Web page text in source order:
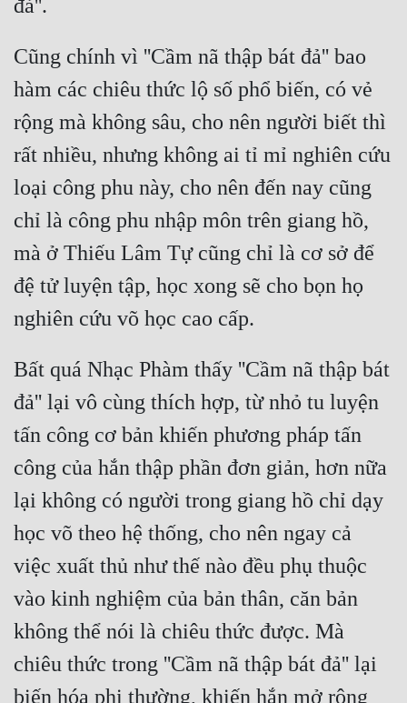
Vô Địch
Võ Hiệp
Võng Du
Xuyên Không
Xuyên Nhanh
Xuyên Sách
Đô Thị
Đông Phương Huyền Huyễn
Đồng Nhân
Cẩu Đạo Trường Sinh
Truyện Nam
Truyện Nữ
Vô Địch Lưu
Xây Dựng Thế Lực
đả''.
Cũng chính vì ''Cầm nã thập bát đả'' bao
hàm các chiêu thức lộ số phổ biến, có vẻ
rộng mà không sâu, cho nên người biết thì
rất nhiều, nhưng không ai tỉ mỉ nghiên cứu
loại công phu này, cho nên đến nay cũng
chỉ là công phu nhập môn trên giang hồ,
mà ở Thiếu Lâm Tự cũng chỉ là cơ sở để
đệ tử luyện tập, học xong sẽ cho bọn họ
nghiên cứu võ học cao cấp.
Bất quá Nhạc Phàm thấy ''Cầm nã thập bát
đả'' lại vô cùng thích hợp, từ nhỏ tu luyện
tấn công cơ bản khiến phương pháp tấn
công của hắn thập phần đơn giản, hơn nữa
lại không có người trong giang hồ chỉ dạy
học võ theo hệ thống, cho nên ngay cả
việc xuất thủ như thế nào đều phụ thuộc
vào kinh nghiệm của bản thân, căn bản
không thể nói là chiêu thức được. Mà
chiêu thức trong ''Cầm nã thập bát đả'' lại
biến hóa phi thường, khiến hắn mở rộng